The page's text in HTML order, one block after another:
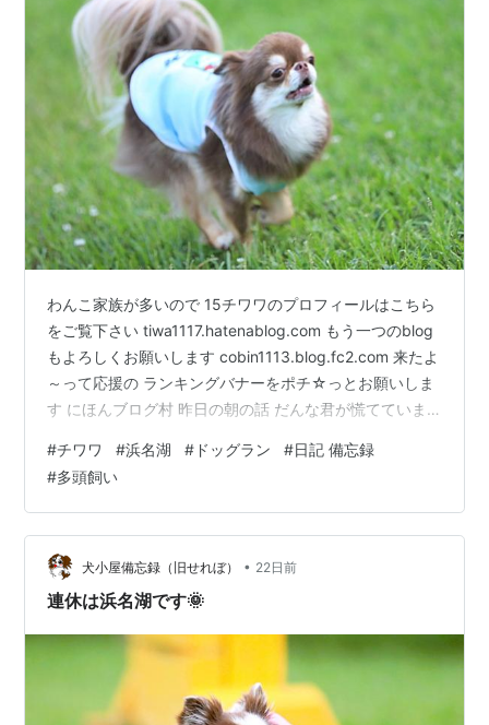
わんこ家族が多いので 15チワワのプロフィールはこちら
をご覧下さい tiwa1117.hatenablog.com もう一つのblog
もよろしくお願いします cobin1113.blog.fc2.com 来たよ
～って応援の ランキングバナーをポチ☆っとお願いしま
す にほんブログ村 昨日の朝の話 だんな君が慌てていま
ぞ！ 大慌てになっている原因は？？？ こちらのお方です
🦀 ランキングに参加しています ランキングバナーをポチ
☆っとお願いします にほんブログ村
#チワワ #浜名湖 # ドッグラン #日記 備忘録
#多頭飼い
犬小屋備忘録（旧せれぼ） • 22日前
連休は浜名湖です🌞